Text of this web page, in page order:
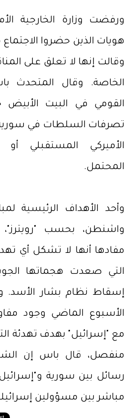
ورفضت وزارة الخارجية
هويات الذين حضروا الاجتماع
وقالت إنها لا تعلق على
الخاصة. وقال المتحدث
القومي في البيت
تصرفات السلطات في
الأميركي المستقبلي
المحتمل.
وأحد الأهداف الرئيسية
واشنطن، بحسب
مفادها أنها لا تشكل أي
التي صعدت هجماتها
إسقاط نظام بشار الأسد.
الأسبوع الماضي وجود
مع "إسرائيل" بهدف تهدئة
منفصل، قال باس إن
رسائل بين سورية
مباشر بين مسؤولين